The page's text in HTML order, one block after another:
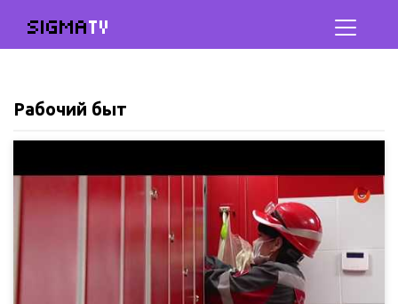
SIGMATV
Рабочий быт